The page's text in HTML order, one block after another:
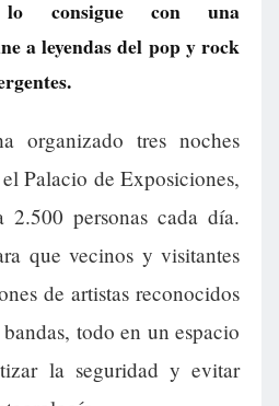
lo consigue con una
a leyendas del pop y rock
organizado tres noches
Palacio de Exposiciones,
2.500 personas cada día.
que vecinos y visitantes
de artistas reconocidos
todo en un espacio
la seguridad y evitar